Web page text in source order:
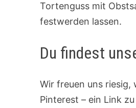
Tortenguss mit
festwerden lassen.
Du findest
Wir freuen uns riesig,
Pinterest – ein Link